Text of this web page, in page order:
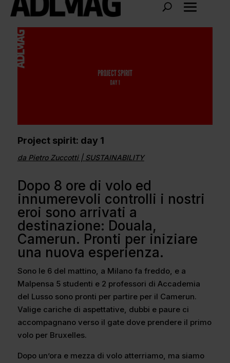
Project spirit: day 1
da Pietro Zuccotti| SUSTAINABILITY
Dopo 8 ore di volo ed
innumerevoli controlli i nostri
eroi sono arrivati a
destinazione: Douala,
Camerun. Pronti per iniziare
una nuova esperienza.
Sono le 6 del mattino, a Milano fa freddo, e a
Malpensa 5 studenti e 2 professori di Accademia
del Lusso sono pronti per partire per il Camerun.
Valige cariche di aspettative, dubbi e paure ci
accompagnano verso il gate dove prendere il primo
volo per Bruxelles.
Dopo un’ora e mezza di volo atterriamo, ma siamo